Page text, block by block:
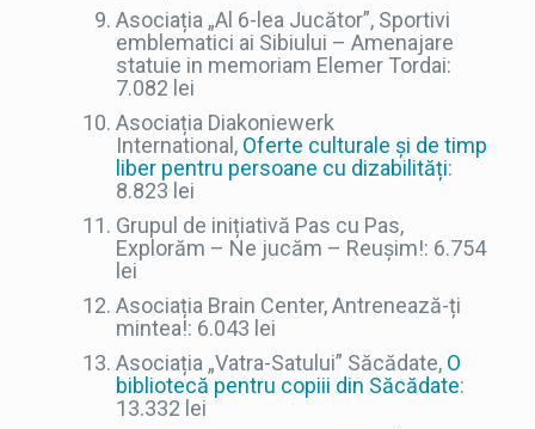
Asociația „Al 6-lea Jucător”, Sportivi
emblematici ai Sibiului – Amenajare
statuie in memoriam Elemer Tordai:
7.082 lei
Asociația Diakoniewerk
International, Oferte culturale și de timp
liber pentru persoane cu dizabilități:
8.823 lei
Grupul de inițiativă Pas cu Pas,
Explorăm – Ne jucăm – Reușim!: 6.754
lei
Asociația Brain Center, Antrenează-ți
mintea!: 6.043 lei
Asociația „Vatra-Satului” Săcădate, O
bibliotecă pentru copiii din Săcădate:
13.332 lei